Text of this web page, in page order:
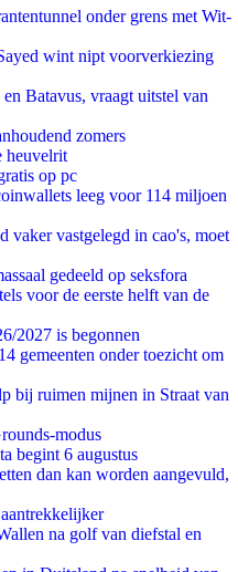
onder grens met Wit-
wint nipt voorverkiezing
Batavus, vraagt uitstel van
zomers
heuvelrit
op pc
leeg voor 114 miljoen
vastgelegd in cao's, moet
gedeeld op seksfora
voor de eerste helft van de
2027 is begonnen
gemeenten onder toezicht om
bij ruimen mijnen in Straat van
modus
begint 6 augustus
dan kan worden aangevuld,
na golf van diefstal en